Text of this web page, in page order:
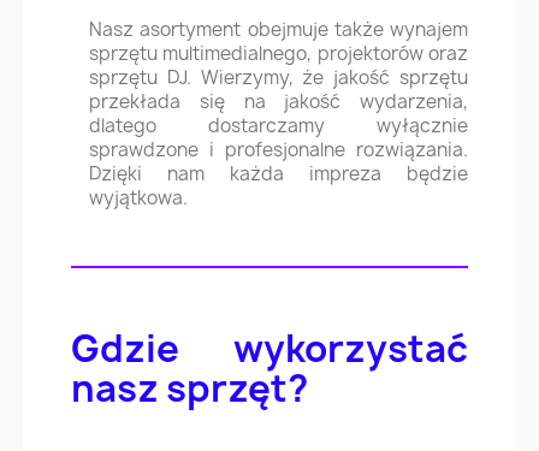
Nasz asortyment obejmuje także wynajem
sprzętu multimedialnego, projektorów oraz
sprzętu DJ. Wierzymy, że jakość sprzętu
przekłada się na jakość wydarzenia,
dlatego dostarczamy wyłącznie
sprawdzone i profesjonalne rozwiązania.
Dzięki nam każda impreza będzie
wyjątkowa.
Gdzie wykorzystać
nasz sprzęt?